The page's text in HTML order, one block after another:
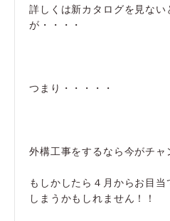
詳しくは新カタログを見ない
が・・・・
つまり・・・・・
外構工事をするなら今がチャ
もしかしたら４月からお目
しまうかもしれません！！